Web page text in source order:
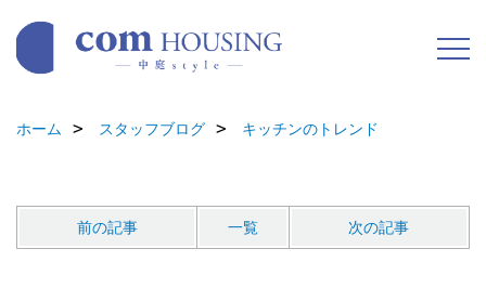
ホーム スタッフブログ キッチンのトレンド
前の記事 一覧 次の記事